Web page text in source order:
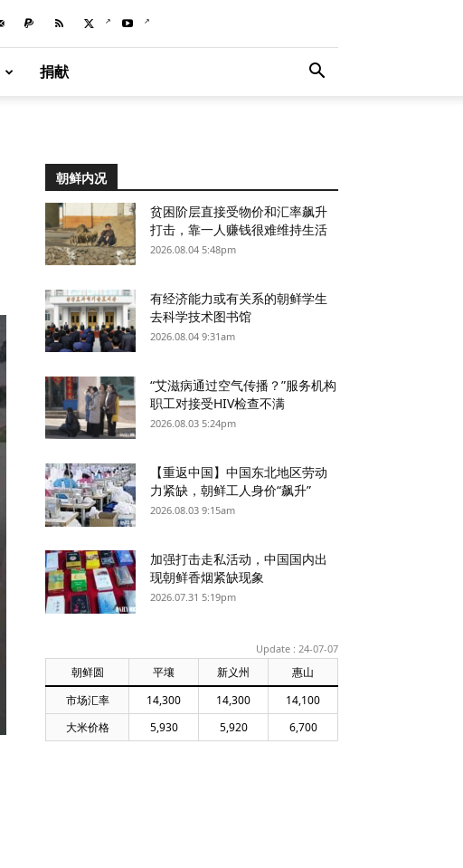
捐献
朝鲜内况
贫困阶层直接受物价和汇率飙升
打击，靠一人赚钱很难维持生活
2026.08.04 5:48pm
有经济能力或有关系的朝鲜学生
去科学技术图书馆
2026.08.04 9:31am
“艾滋病通过空气传播？”服务机构
职工对接受HIV检查不满
2026.08.03 5:24pm
【重返中国】中国东北地区劳动
力紧缺，朝鲜工人身价“飙升”
2026.08.03 9:15am
加强打击走私活动，中国国内出
现朝鲜香烟紧缺现象
2026.07.31 5:19pm
Update : 24-07-07
朝鲜圆 平壤 新义州
惠山
市场汇率
14,300 14,300
14,100
大米价格
5,930 5,920 6,700